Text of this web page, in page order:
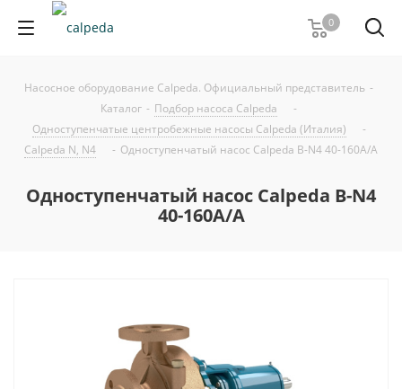
0
Насосное оборудование Calpeda. Официальный представитель -
Каталог - Подбор насоса Calpeda
-
Одноступенчатые центробежные насосы Calpeda (Италия)
-
Calpeda N, N4
- Одноступенчатый насос Calpeda B-N4 40-160A/A
Одноступенчатый насос Calpeda B-N4
40-160A/A